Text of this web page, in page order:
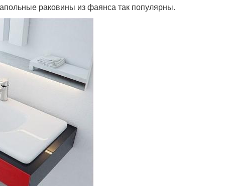
раковины из фаянса так популярны.